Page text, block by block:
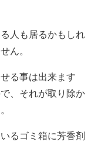
人も居るかもしれ
ん。
る事は出来ます
、それが取り除か
るゴミ箱に芳香剤